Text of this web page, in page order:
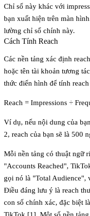
Chỉ số này khác với
bạn xuất hiện trên màn
lường chỉ số chính này.
Cách Tính Reach
Các nền tảng xác định
hoặc tên tài khoản tương
thức điển hình để tính reach
Reach = Impressions ÷
Ví dụ, nếu nội dung của
2, reach của bạn sẽ là 500
Mỗi nền tảng có thuật ngữ
"Accounts Reached",
gọi nó là "Total Audience",
Điều đáng lưu ý là reach
con số chính xác, đặc biệt